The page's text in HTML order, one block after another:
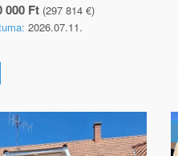
000 Ft (297 814 €)
2026.07.11.